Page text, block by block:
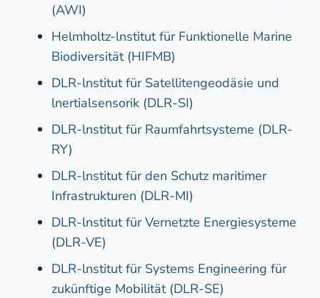
(AWI)
Helmholtz-lnstitut für Funktionelle Marine
Biodiversität (HIFMB)
DLR-lnstitut für Satellitengeodäsie und
lnertialsensorik (DLR-SI)
DLR-lnstitut für Raumfahrtsysteme (DLR-
RY)
DLR-lnstitut für den Schutz maritimer
Infrastrukturen (DLR-MI)
DLR-lnstitut für Vernetzte Energiesysteme
(DLR-VE)
DLR-lnstitut für Systems Engineering für
zukünftige Mobilität (DLR-SE)